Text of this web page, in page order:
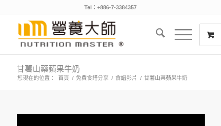
Tel：+886-7-3384357
甘薯山藥蘋果牛奶
您現在的位置： 首頁 / 免費食譜分享 / 食譜影片 / 甘薯山藥蘋果牛奶